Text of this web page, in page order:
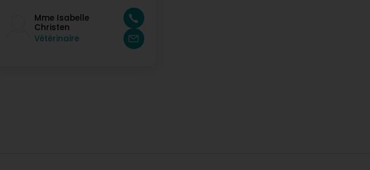
Christen Isabelle (Dr)
Virun 2 Joer(en)
Merci Madame Bujat pour votre avis , surtout n'hésitez pas à me recontacter en
Mme Isabelle
Christen
Vétérinaire